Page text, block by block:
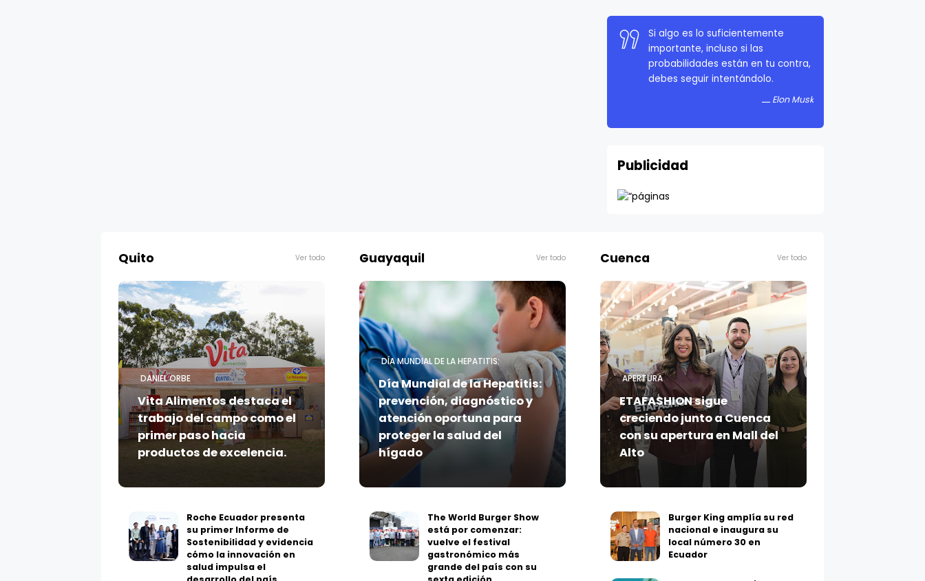
Si algo es lo suficientemente
importante, incluso si las
probabilidades están en tu contra,
debes seguir intentándolo.
Elon Musk
Publicidad
Quito Ver todo
DANIEL ORBE
Vita Alimentos destaca el
trabajo del campo como el
primer paso hacia
productos de excelencia.
Roche Ecuador presenta
su primer Informe de
Sostenibilidad y evidencia
cómo la innovación en
salud impulsa el
Guayaquil Ver todo
DÍA MUNDIAL DE LA HEPATITIS:
Día Mundial de la Hepatitis:
prevención, diagnóstico y
atención oportuna para
proteger la salud del
hígado
The World Burger Show
está por comenzar:
vuelve el festival
gastronómico más
grande del país con su
Cuenca Ver todo
APERTURA
ETAFASHION sigue
creciendo junto a Cuenca
con su apertura en Mall del
Alto
Burger King amplía su red
nacional e inaugura su
local número 30 en
Ecuador